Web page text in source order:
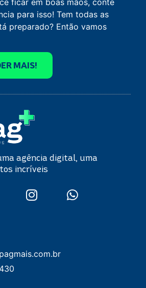
para isso! Tem todas as
preparado? Então vamos
MAIS!
agência digital, uma
incríveis